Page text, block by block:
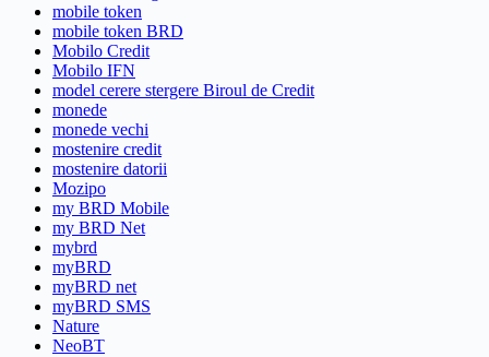
mobile token
mobile token BRD
Mobilo Credit
Mobilo IFN
model cerere stergere Biroul de Credit
monede
monede vechi
mostenire credit
mostenire datorii
Mozipo
my BRD Mobile
my BRD Net
mybrd
myBRD
myBRD net
myBRD SMS
Nature
NeoBT